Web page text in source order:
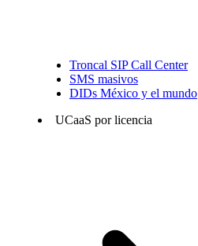
Troncal SIP Call Center
SMS masivos
DIDs México y el mundo
UCaaS por licencia